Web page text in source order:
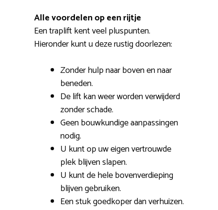
Alle voordelen op een rijtje
Een traplift kent veel pluspunten.
Hieronder kunt u deze rustig doorlezen:
Zonder hulp naar boven en naar
beneden.
De lift kan weer worden verwijderd
zonder schade.
Geen bouwkundige aanpassingen
nodig.
U kunt op uw eigen vertrouwde
plek blijven slapen.
U kunt de hele bovenverdieping
blijven gebruiken.
Een stuk goedkoper dan verhuizen.